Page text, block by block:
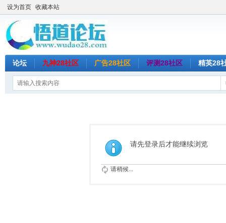
设为首页 收藏本站
论坛 九神28社区 广告28社区 评测28社区 精英28
请先登录后才能继续浏览
请稍候...